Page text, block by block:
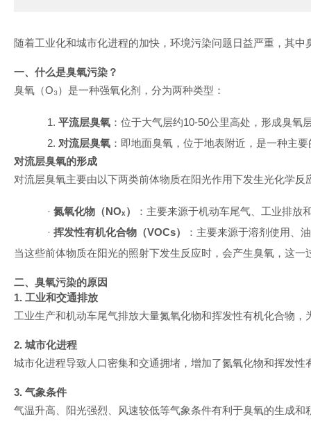
随着工业化和城市化进程的加快，环境污染问题日益严重，其
一、什么是臭氧污染？
臭氧（O₃）是一种强氧化剂，分为两种类型：
1. 平流层臭氧 ：位于大气层约10-50公里高处，形成臭氧
2. 对流层臭氧 ：即地面臭氧，位于地表附近，是一种主
对流层臭氧的形成
对流层臭氧主要由以下两类前体物质在阳光作用下发生光化学反
· 氮氧化物（NOₓ）
：主要来源于机动车尾气、工业排放
· 挥发性有机化合物（VOCs）
：主要来源于溶剂使用、
当这些前体物质在阳光的照射下发生反应时，会产生臭氧，这一
二、臭氧污染的原因
1. 工业和交通排放
工业生产和机动车尾气排放大量氮氧化物和挥发性有机化合物
2. 城市化进程
城市化进程导致人口密集和交通拥堵，增加了氮氧化物和挥发
3. 气象条件
气温升高、阳光强烈、风速较低等气象条件有利于臭氧的生成